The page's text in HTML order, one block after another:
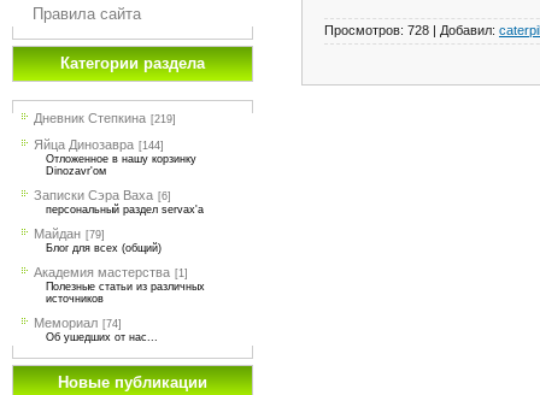
Правила сайта
Категории раздела
Дневник Степкина [219]
Яйца Динозавра [144]
Отложенное в нашу корзинку
Dinozavr'ом
Записки Сэра Ваха [6]
персональный раздел servax'а
Майдан [79]
Блог для всех (общий)
Академия мастерства [1]
Полезные статьи из различных
источников
Мемориал [74]
Об ушедших от нас...
Новые публикации
Просмотров: 728 | Добавил: